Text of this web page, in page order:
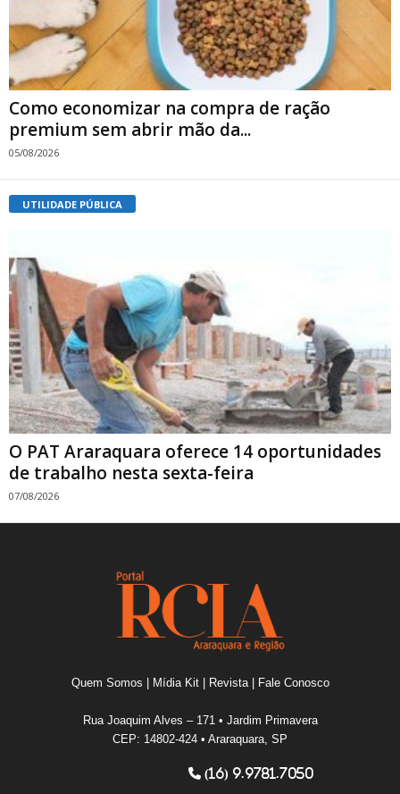
Como economizar na compra de ração
premium sem abrir mão da...
05/08/2026
UTILIDADE PÚBLICA
O PAT Araraquara oferece 14 oportunidades
de trabalho nesta sexta-feira
07/08/2026
Quem Somos Mídia Kit| Revista| Fale Conosco
Rua Joaquim Alves – 171 • Jardim Primavera
CEP: 14802-424 • Araraquara, SP
(16) 9.9781.7050